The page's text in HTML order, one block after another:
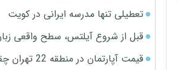
تعطیلی تنها مدرسه ایرانی در کویت
قبل از شروع آیلتس، سطح واقعی
قیمت آپارتمان در منطقه 22 تهران چقدر است؟